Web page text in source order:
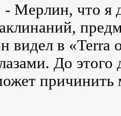
- Мерлин, что я
видел в «Terra
До
причинить